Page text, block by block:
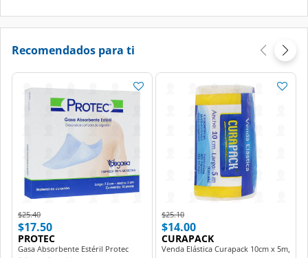
Recomendados para ti
Price reduced from
$25.40to
$17.50
PROTEC
Gasa Absorbente Estéril Protec
Price reduced from
$25.10to
$14.00
CURAPACK
Venda Elástica Curapack 10cm x 5m,